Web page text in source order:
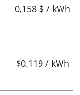
0,158 $ / kWh
$0.119 / kWh